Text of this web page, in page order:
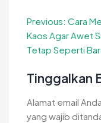
Navigasi
pos
Previous: Cara
Kaos Agar Awet
Tetap Seperti
Tinggalkan
Alamat email
yang wajib